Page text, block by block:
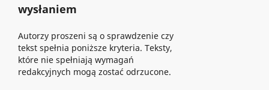
wysłaniem
Autorzy proszeni są o sprawdzenie czy
tekst spełnia poniższe kryteria. Teksty,
które nie spełniają wymagań
redakcyjnych mogą zostać odrzucone.